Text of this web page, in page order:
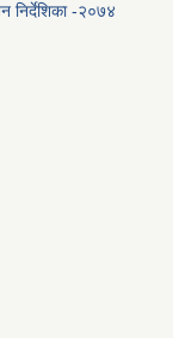
निर्देशिका -२०७४